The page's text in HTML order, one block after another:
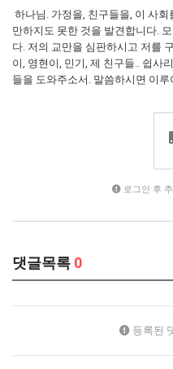
하나님. 가정을, 친구들을, 이 사
만하지도 못한 것을 발견합니다.
다. 저의 교만을 심판하시고 저를
이, 영현이, 민기, 제 친구들.. 쉽사
들을 도와주소서. 말씀하시면 이
로그인 후
댓글목록 0
등록된